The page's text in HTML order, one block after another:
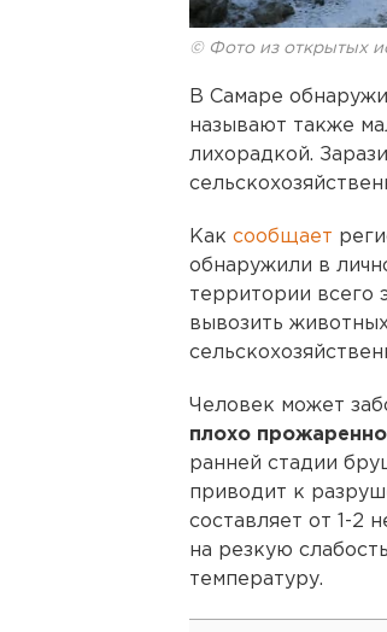
© Фото из открытых
В Самаре
называют также
лихорадкой.
Как сообщает
обнаружили в
территории всего
вывозить
Человек может
плохо
ранней стадии
приводит к
составляет от 1-2
на резкую
температуру.